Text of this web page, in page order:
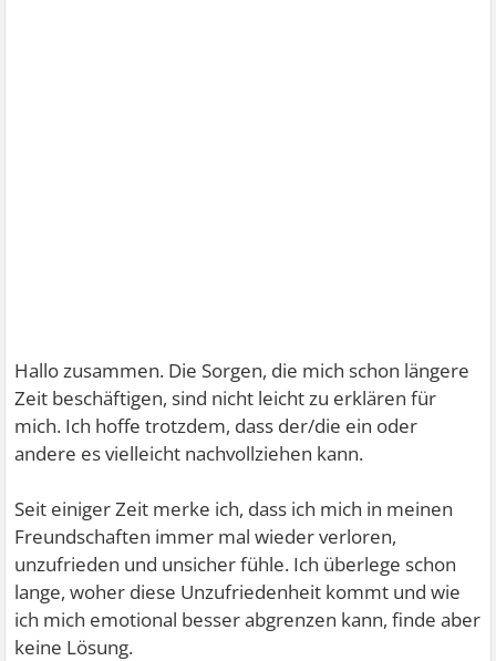
Hallo zusammen. Die Sorgen, die mich schon längere
Zeit beschäftigen, sind nicht leicht zu erklären für
mich. Ich hoffe trotzdem, dass der/die ein oder
andere es vielleicht nachvollziehen kann.
Seit einiger Zeit merke ich, dass ich mich in meinen
Freundschaften immer mal wieder verloren,
unzufrieden und unsicher fühle. Ich überlege schon
lange, woher diese Unzufriedenheit kommt und wie
ich mich emotional besser abgrenzen kann, finde aber
keine Lösung.